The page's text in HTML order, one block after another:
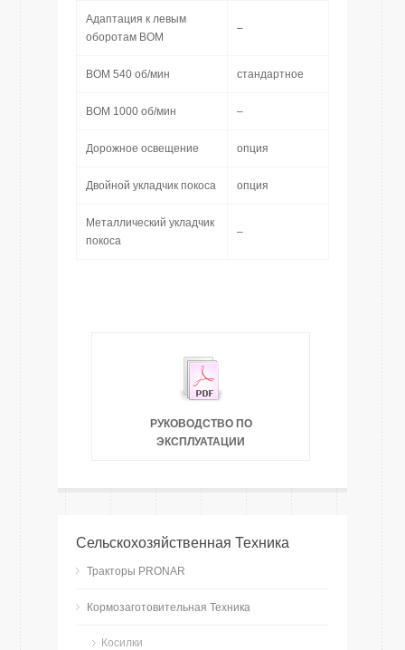
Адаптация к левым
оборотам ВОМ
–
ВОМ 540 об/мин стандартное
ВОМ 1000 об/мин –
Дорожное освещение опция
Двойной укладчик покоса опция
Металлический укладчик
покоса
–
РУКОВОДСТВО ПО
ЭКСПЛУАТАЦИИ
Сельскохозяйственная Техника
Тракторы PRONAR
Кормозаготовительная Техника
Косилки